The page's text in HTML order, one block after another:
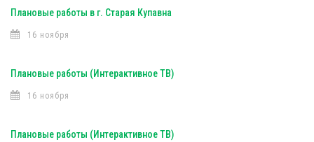
Плановые работы в г. Старая Купавна
16 ноября
Плановые работы (Интерактивное ТВ)
16 ноября
Плановые работы (Интерактивное ТВ)